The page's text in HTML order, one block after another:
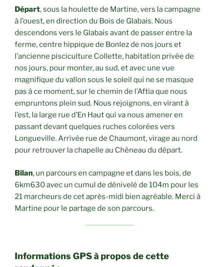
Départ, sous la houlette de Martine, vers la campagne
à l’ouest, en direction du Bois de Glabais. Nous
descendons vers le Glabais avant de passer entre la
ferme, centre hippique de Bonlez de nos jours et
l’ancienne pisciculture Collette, habitation privée de
nos jours, pour monter, au sud, et avec une vue
magnifique du vallon sous le soleil qui ne se masque
pas à ce moment, sur le chemin de l’Aftia que nous
empruntons plein sud. Nous rejoignons, en virant à
l’est, la large rue d’En Haut qui va nous amener en
passant devant quelques ruches colorées vers
Longueville. Arrivée rue de Chaumont, virage au nord
pour retrouver la chapelle au Chêneau du départ.
Bilan, un parcours en campagne et dans les bois, de
6km630 avec un cumul de dénivelé de 104m pour les
21 marcheurs de cet après-midi bien agréable. Merci à
Martine pour le partage de son parcours.
Informations GPS à propos de cette